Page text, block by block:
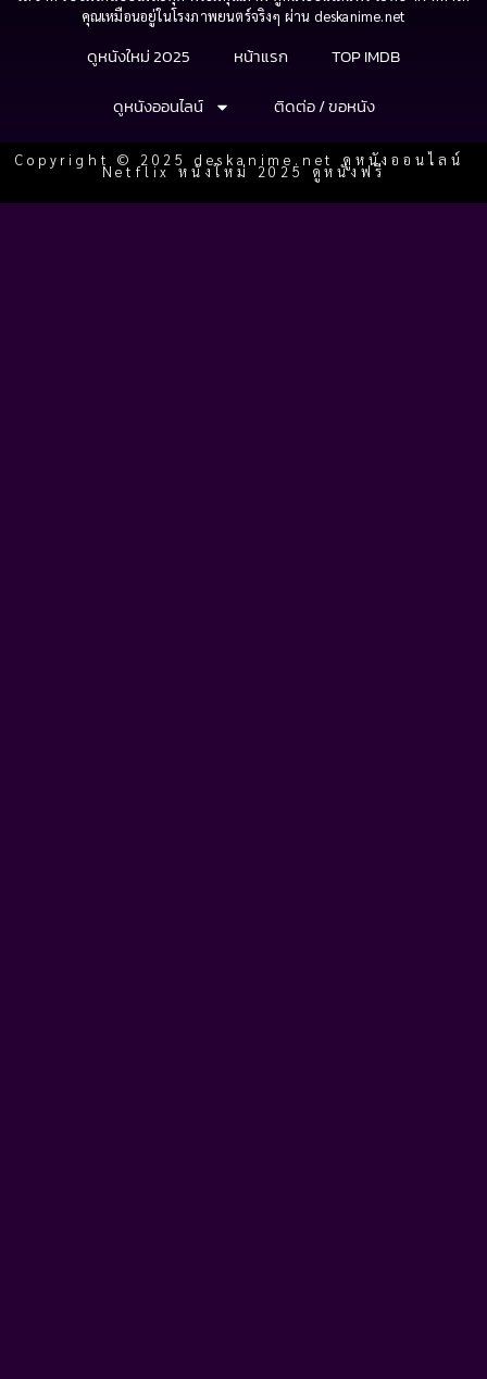
คุณเหมือนอยู่ในโรงภาพยนตร์จริงๆ ผ่าน deskanime.net
ดูหนังใหม่ 2025 หน้าแรก
TOP IMDB
ดูหนังออนไลน์
ติดต่อ / ขอหนัง
Copyright © 2025 deskanime.net ดูหนังออนไลน์
Netflix หนังใหม่ 2025 ดูหนังฟรี